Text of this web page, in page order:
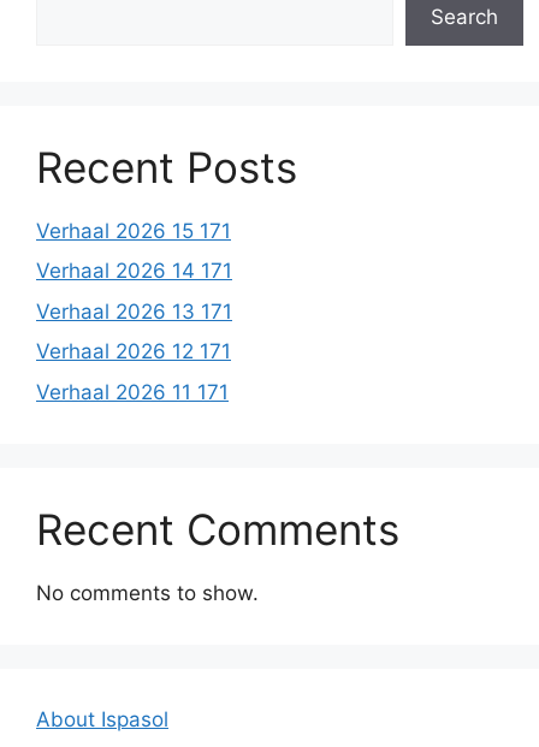
Search
Recent Posts
Verhaal 2026 15 171
Verhaal 2026 14 171
Verhaal 2026 13 171
Verhaal 2026 12 171
Verhaal 2026 11 171
Recent Comments
No comments to show.
About Ispasol